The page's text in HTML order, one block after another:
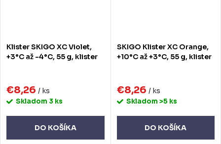
Klister SKIGO XC Violet,
+3°C až -4°C, 55 g, klister
€8,26 / ks
Skladom 3 ks
DO KOŠÍKA
SKIGO Klister XC Orange,
+10°C až +3°C, 55 g, klister
€8,26 / ks
Skladom >5 ks
DO KOŠÍKA